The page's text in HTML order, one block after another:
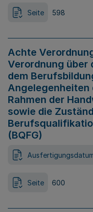
Seite 598
Achte
Verordnung über
dem
Angelegenheiten
Rahmen der
sowie die
(BQFG)
Seite 600